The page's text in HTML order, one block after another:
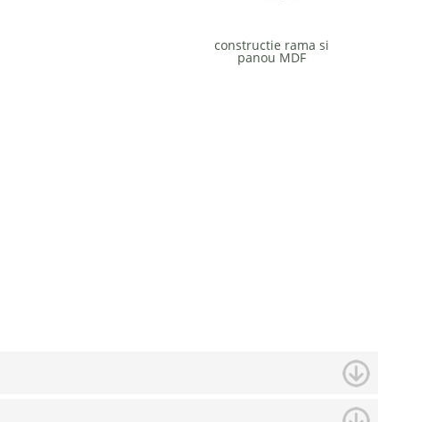
constructie rama si
panou MDF